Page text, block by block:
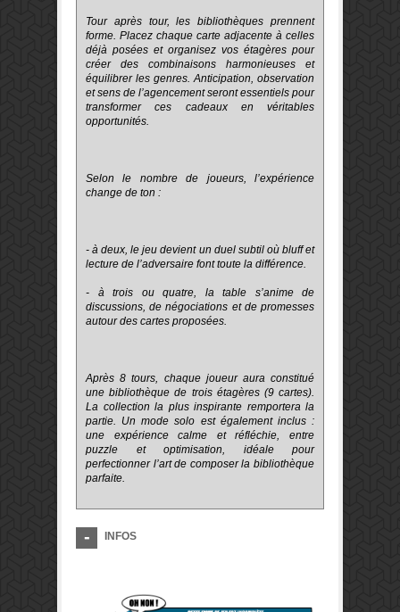
Tour après tour, les bibliothèques prennent
forme. Placez chaque carte adjacente à celles
déjà posées et organisez vos étagères pour
créer des combinaisons harmonieuses et
équilibrer les genres. Anticipation, observation
et sens de l’agencement seront essentiels pour
transformer ces cadeaux en véritables
opportunités.
Selon le nombre de joueurs, l’expérience
change de ton :
- à deux, le jeu devient un duel subtil où bluff et
lecture de l’adversaire font toute la différence.
- à trois ou quatre, la table s’anime de
discussions, de négociations et de promesses
autour des cartes proposées.
Après 8 tours, chaque joueur aura constitué
une bibliothèque de trois étagères (9 cartes).
La collection la plus inspirante remportera la
partie. Un mode solo est également inclus :
une expérience calme et réfléchie, entre
puzzle et optimisation, idéale pour
perfectionner l’art de composer la bibliothèque
parfaite.
INFOS